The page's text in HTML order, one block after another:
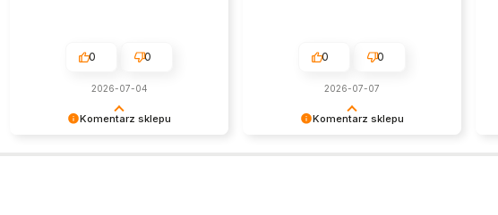
Komentarz sklepu
0 0
2026-07-04
Komentarz sklepu
0 0
2026-07-07